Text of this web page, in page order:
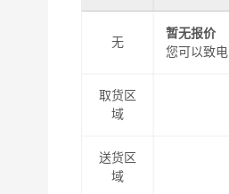
无
暂无报价
您可以致电
取货区
域
送货区
域